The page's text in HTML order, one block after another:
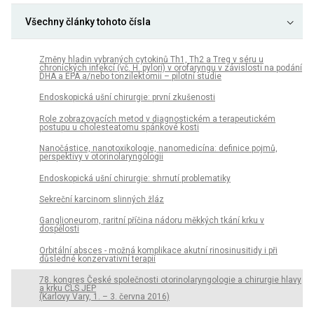
Všechny články tohoto čísla
Změny hladin vybraných cytokinů Th1, Th2 a Treg v séru u
chronických infekcí (vč. H. pylori) v orofaryngu v závislosti na podání
DHA a EPA a/nebo tonzilektomii – pilotní studie
Endoskopická ušní chirurgie: první zkušenosti
Role zobrazovacích metod v diagnostickém a terapeutickém
postupu u cholesteatomu spánkové kosti
Nanočástice, nanotoxikologie, nanomedicína: definice pojmů,
perspektivy v otorinolaryngologii
Endoskopická ušní chirurgie: shrnutí problematiky
Sekreční karcinom slinných žláz
Ganglioneurom, raritní příčina nádoru měkkých tkání krku v
dospělosti
Orbitální absces - možná komplikace akutní rinosinusitidy i při
důsledné konzervativní terapii
78. kongres České společnosti otorino­laryngologie a chirurgie hlavy
a krku ČLS JEP
(Karlovy Vary, 1. – 3. června 2016)